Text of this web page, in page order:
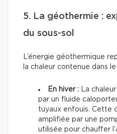
5. La géothermie :
du sous-sol
L’énergie géothermique
la chaleur contenue dans
En hiver : La
par un fluide
tuyaux enfouis. Cette
amplifiée par une
utilisée pour chauffer